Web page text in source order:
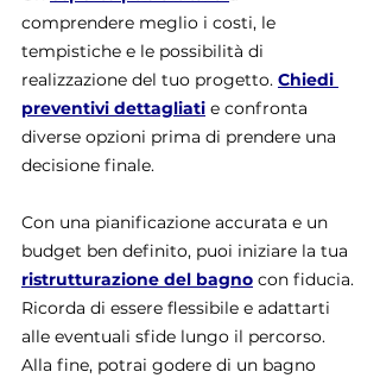
comprendere meglio i costi, le
tempistiche e le possibilità di
realizzazione del tuo progetto. Chiedi
preventivi dettagliati e confronta
diverse opzioni prima di prendere una
decisione finale.
Con una pianificazione accurata e un
budget ben definito, puoi iniziare la tua
ristrutturazione del bagno con fiducia.
Ricorda di essere flessibile e adattarti
alle eventuali sfide lungo il percorso.
Alla fine, potrai godere di un bagno